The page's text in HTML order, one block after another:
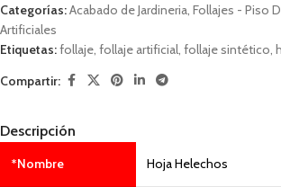
Categorías:Acabado de Jardineria, Follajes - Piso
Artificiales
Etiquetas:follaje, follaje artificial, follaje sintético,
Compartir:
Descripción
*Nombre Hoja Helechos